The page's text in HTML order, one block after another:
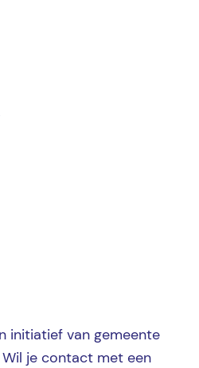
initiatief van gemeente
je contact met een